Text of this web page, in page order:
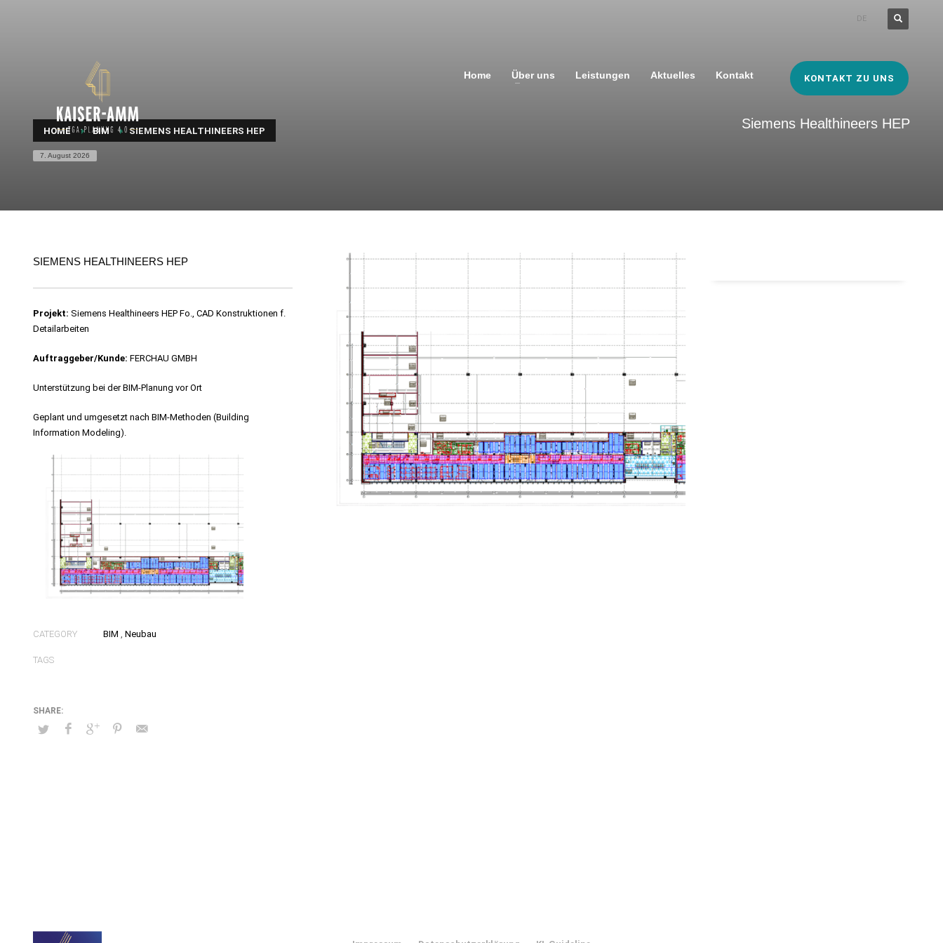
DE
Home Über uns Leistungen Aktuelles Kontakt KONTAKT ZU UNS
HOME BIM SIEMENS HEALTHINEERS HEP
7. August 2026
Siemens Healthineers HEP
SIEMENS HEALTHINEERS HEP
Projekt: Siemens Healthineers HEP Fo., CAD Konstruktionen f.
Detailarbeiten
Auftraggeber/Kunde: FERCHAU GMBH
Unterstützung bei der BIM-Planung vor Ort
Geplant und umgesetzt nach BIM-Methoden (Building
Information Modeling).
CATEGORY BIM , Neubau
TAGS